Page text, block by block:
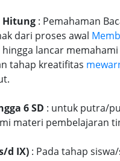
Hitung : Pemahaman
dari proses awal
lancar
tahap kreatifitas
6 SD : untuk putra/
materi pembelajaran
d IX) : Pada tahap